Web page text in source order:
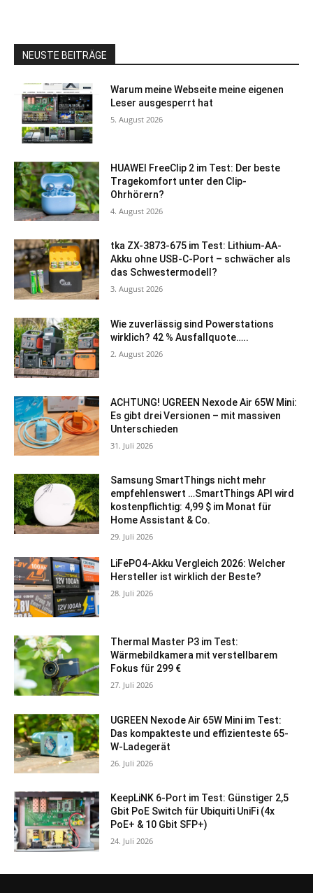
NEUSTE BEITRÄGE
Warum meine Webseite meine eigenen
Leser ausgesperrt hat
5. August 2026
HUAWEI FreeClip 2 im Test: Der beste
Tragekomfort unter den Clip-
Ohrhörern?
4. August 2026
tka ZX-3873-675 im Test: Lithium-AA-
Akku ohne USB-C-Port – schwächer als
das Schwestermodell?
3. August 2026
Wie zuverlässig sind Powerstations
wirklich? 42 % Ausfallquote…..
2. August 2026
ACHTUNG! UGREEN Nexode Air 65W Mini:
Es gibt drei Versionen – mit massiven
Unterschieden
31. Juli 2026
Samsung SmartThings nicht mehr
empfehlenswert …SmartThings API wird
kostenpflichtig: 4,99 $ im Monat für
Home Assistant & Co.
29. Juli 2026
LiFePO4-Akku Vergleich 2026: Welcher
Hersteller ist wirklich der Beste?
28. Juli 2026
Thermal Master P3 im Test:
Wärmebildkamera mit verstellbarem
Fokus für 299 €
27. Juli 2026
UGREEN Nexode Air 65W Mini im Test:
Das kompakteste und effizienteste 65-
W-Ladegerät
26. Juli 2026
KeepLiNK 6-Port im Test: Günstiger 2,5
Gbit PoE Switch für Ubiquiti UniFi (4x
PoE+ & 10 Gbit SFP+)
24. Juli 2026